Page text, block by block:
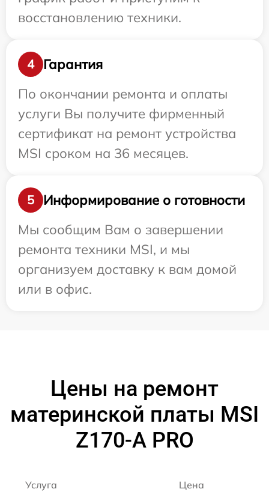
восстановлению техники.
4
Гарантия
По окончании ремонта и оплаты
услуги Вы получите фирменный
сертификат на ремонт устройства
MSI сроком на 36 месяцев.
5
Информирование о готовности
Мы сообщим Вам о завершении
ремонта техники MSI, и мы
организуем доставку к вам домой
или в офис.
Цены на ремонт
материнской платы MSI
Z170-A PRO
Услуга Цена